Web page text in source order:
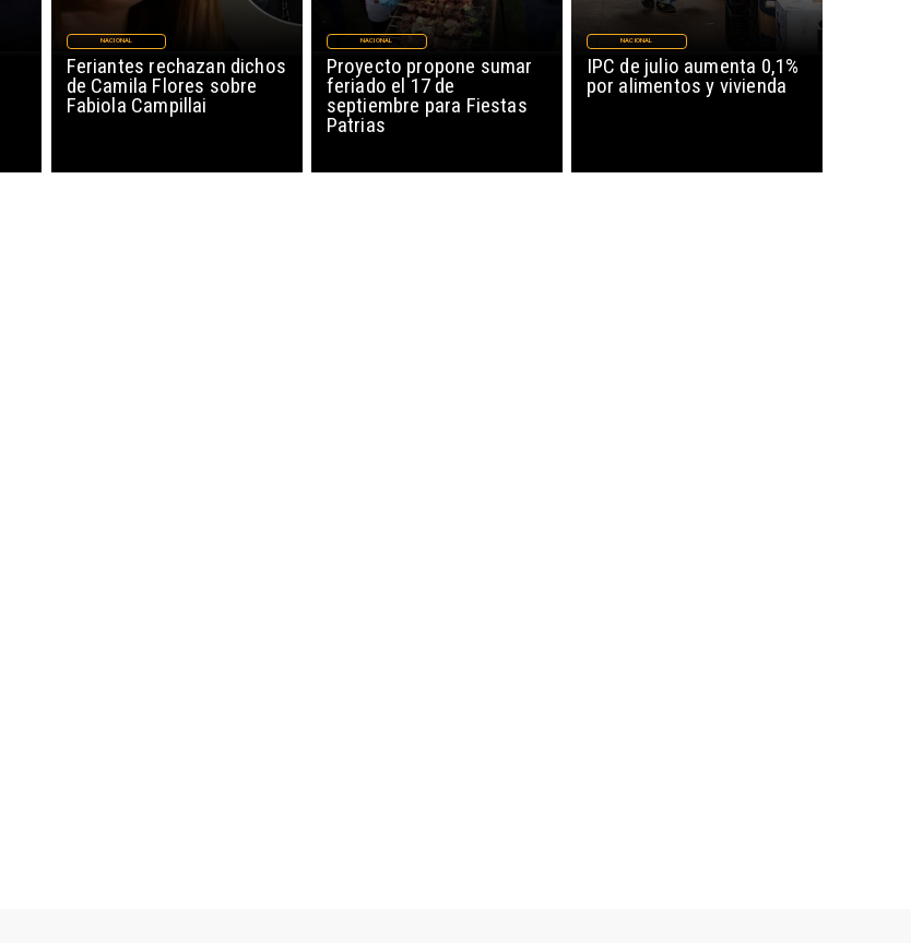
Feriantes rechazan dichos
de Camila Flores sobre
Fabiola Campillai
NACIONAL
Proyecto propone sumar
feriado el 17 de
septiembre para Fiestas
Patrias
NACIONAL
IPC de julio aumenta 0,1%
por alimentos y vivienda
NACIONAL